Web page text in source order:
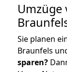
Umzüge
Sie planen
Braunfels
sparen?